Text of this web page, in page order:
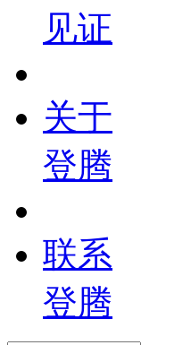
见证
关于
登腾
联系
登腾